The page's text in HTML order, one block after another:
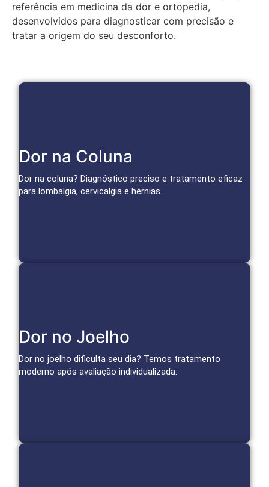
referência em medicina da dor e ortopedia,
desenvolvidos para diagnosticar com precisão e
tratar a origem do seu desconforto.
Dor na Coluna
Dor na coluna? Diagnóstico preciso e tratamento eficaz
para lombalgia, cervicalgia e hérnias.
Tratamentos Avançados para Coluna
Bloqueios, infiltrações e técnicas minimamente invasivas
tratam a causa da dor e restauram a mobilidade.
Agendar Consulta
Dor no Joelho
Dor no joelho dificulta seu dia? Temos tratamento
moderno após avaliação individualizada.
Soluções para o Joelho
Infiltrações, medicina regenerativa e técnicas avançadas
para aliviar a dor da artrose e tratar lesões.
Agendar Consulta